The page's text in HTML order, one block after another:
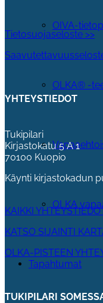
OIVA-
OLKA® -
OLKA
Tapahtumat
Tietosuojaseloste >>
YHTEYSTIEDOT
Tukipilari
Kirjastokatu 5 A 1
70100 Kuopio
Käynti kirjastokadun
KAIKKI
KATSO SIJAINTI
OLKA-PISTEEN
TUKIPILARI